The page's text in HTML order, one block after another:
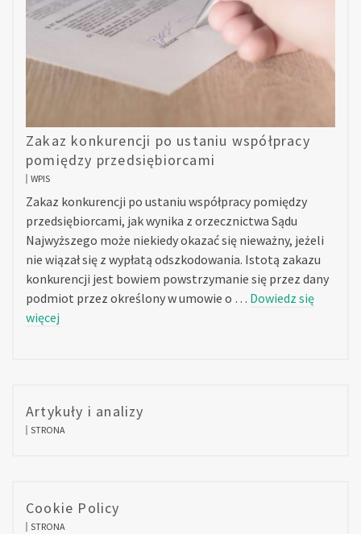
Zakaz konkurencji po ustaniu współpracy
pomiędzy przedsiębiorcami
WPIS
Zakaz konkurencji po ustaniu współpracy pomiędzy
przedsiębiorcami, jak wynika z orzecznictwa Sądu
Najwyższego może niekiedy okazać się nieważny, jeżeli
nie wiązał się z wypłatą odszkodowania. Istotą zakazu
konkurencji jest bowiem powstrzymanie się przez dany
podmiot przez określony w umowie o … Dowiedz się
więcej
Artykuły i analizy
STRONA
Cookie Policy
STRONA